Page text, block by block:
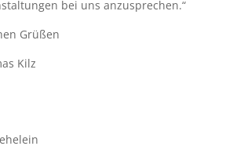
bei uns anzusprechen.“
Grüßen
Kilz